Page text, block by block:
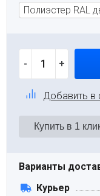
Полиэстер RAL
- +
Добавить в
Варианты
Курьер